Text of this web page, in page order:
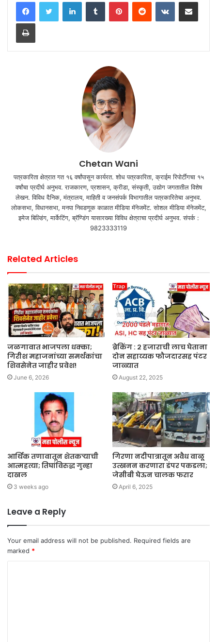
Print
Chetan Wani
पत्रकारिता क्षेत्रात गत १६ वर्षांपासून कार्यरत. शोध पत्रकारिता, क्राईम रिपोर्टींगचा १५
वर्षांचा प्रदीर्घ अनुभव. राजकारण, प्रशासन, क्रीडा, संस्कृती, उद्योग जगतातील विशेष
लेखन. विविध दैनिक, मंत्रालय, माहिती व जनसंपर्क विभागातील पत्रकारितेचा अनुभव.
लोकसभा, विधानसभा, मनपा निवडणूक काळात मीडिया मॅनेजमेंट. सोशल मीडिया मॅनेजमेंट,
इमेज बिल्डिंग, मार्केटिंग, ब्रॅण्डिंग यासारख्या विविध क्षेत्राचा प्रदीर्घ अनुभव. संपर्क :
9823333119
Related Articles
जळगावात भाजपला धक्का;
गिरीश महाजनांच्या समर्थकांचा
शिवसेनेत जाहीर प्रवेश!
June 6, 2026
ब्रेकिंग : २ हजाराची लाच घेताना
दोन सहाय्यक फौजदारसह पंटर
जाळ्यात
August 22, 2025
आर्थिक तणावातून शेतकऱ्याची
आत्महत्या; तिघांविरुद्ध गुन्हा
दाखल
3 weeks ago
गिरणा नदीपात्रातून अवैध वाळू
उत्खनन करणारा डंपर पकडला;
जेसीबी घेऊन चालक फरार
April 6, 2025
Leave a Reply
Your email address will not be published. Required fields are
marked *